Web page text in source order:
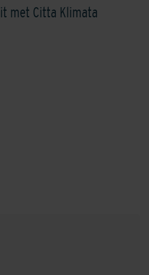
met Citta Klimata